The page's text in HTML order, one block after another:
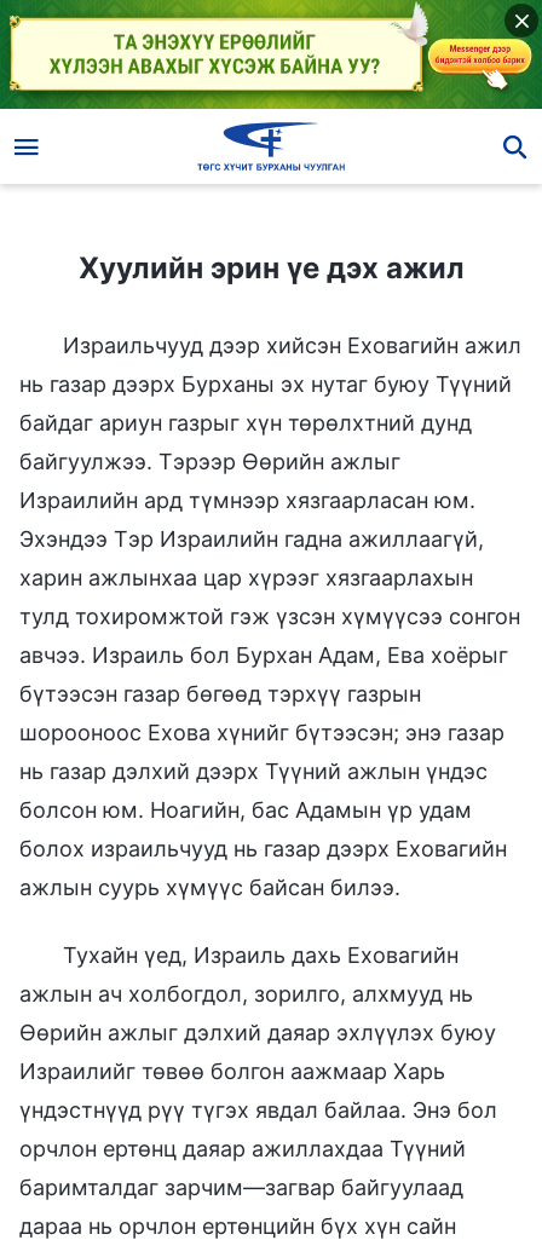
Хуулийн эрин үе дэх ажил
Хуулийн эрин үе дэх ажил
Израильчууд дээр хийсэн Еховагийн ажил
нь газар дээрх Бурханы эх нутаг буюу Түүний
байдаг ариун газрыг хүн төрөлхтний дунд
байгуулжээ. Тэрээр Өөрийн ажлыг
Израилийн ард түмнээр хязгаарласан юм.
Эхэндээ Тэр Израилийн гадна ажиллаагүй,
харин ажлынхаа цар хүрээг хязгаарлахын
тулд тохиромжтой гэж үзсэн хүмүүсээ сонгон
авчээ. Израиль бол Бурхан Адам, Ева хоёрыг
бүтээсэн газар бөгөөд тэрхүү газрын
шорооноос Ехова хүнийг бүтээсэн; энэ газар
нь газар дэлхий дээрх Түүний ажлын үндэс
болсон юм. Ноагийн, бас Адамын үр удам
болох израильчууд нь газар дээрх Еховагийн
ажлын суурь хүмүүс байсан билээ.
Тухайн үед, Израиль дахь Еховагийн
ажлын ач холбогдол, зорилго, алхмууд нь
Өөрийн ажлыг дэлхий даяар эхлүүлэх буюу
Израилийг төвөө болгон аажмаар Харь
үндэстнүүд рүү түгэх явдал байлаа. Энэ бол
орчлон ертөнц даяар ажиллахдаа Түүний
баримталдаг зарчим—загвар байгуулаад
дараа нь орчлон ертөнцийн бүх хүн сайн